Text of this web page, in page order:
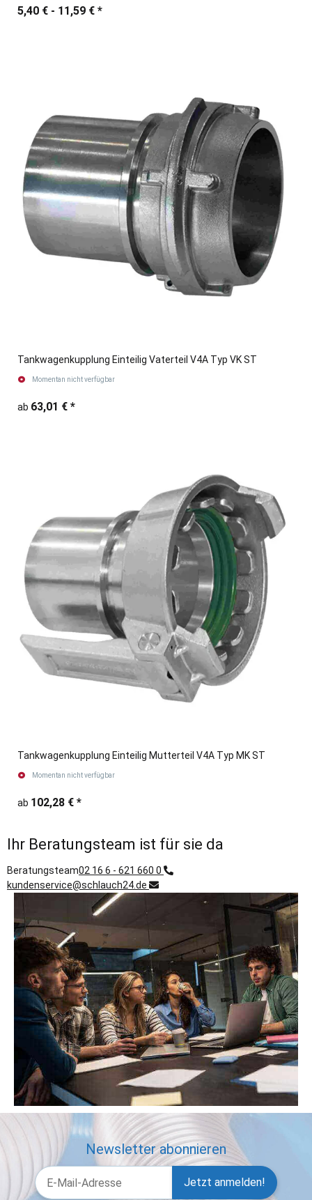
5,40 € - 11,59 € *
Tankwagenkupplung Einteilig Vaterteil V4A Typ VK ST
Momentan nicht verfügbar
ab 63,01 € *
Tankwagenkupplung Einteilig Mutterteil V4A Typ MK ST
Momentan nicht verfügbar
ab 102,28 € *
Ihr Beratungsteam ist für sie da
Beratungsteam02 16 6 - 621 660 0
kundenservice@schlauch24.de
Newsletter abonnieren
Jetzt anmelden!